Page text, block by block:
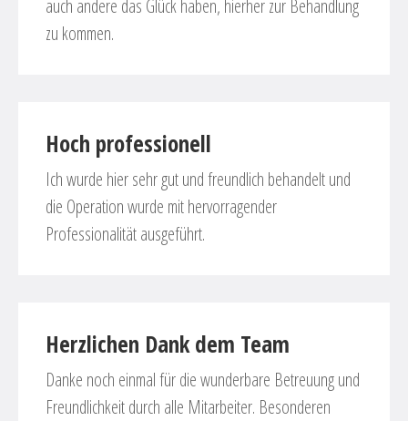
auch andere das Glück haben, hierher zur Behandlung
zu kommen.
Hoch professionell
Ich wurde hier sehr gut und freundlich behandelt und
die Operation wurde mit hervorragender
Professionalität ausgeführt.
Herzlichen Dank dem Team
Danke noch einmal für die wunderbare Betreuung und
Freundlichkeit durch alle Mitarbeiter. Besonderen